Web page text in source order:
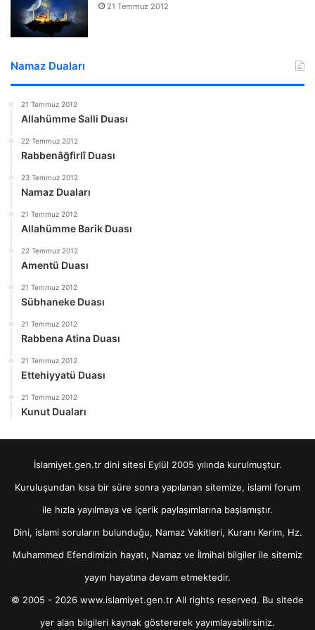
21 Temmuz 2012
Namaz Duaları
21 Temmuz 2012
Allahümme Salli Duası
22 Temmuz 2012
Rabbenâğfirlî Duası
23 Temmuz 2012
Namaz Duaları
21 Temmuz 2012
Allahümme Barik Duası
22 Temmuz 2012
Amentü Duası
21 Temmuz 2012
Sübhaneke Duası
21 Temmuz 2012
Rabbena Atina Duası
21 Temmuz 2012
Ettehiyyatü Duası
21 Temmuz 2012
Kunut Duaları
İslamiyet.gen.tr dini sitesi Eylül 2005 yılında kurulmuştur.
Kuruluşundan kısa bir süre sonra yapılanan sitemize, islami forum
ile hızla yayılmaya ve içerik paylaşımlarına başlamıştır.
Dini, islami soruların bulunduğu, Namaz Vakitleri, Kuranı Kerim, Hz.
Muhammed Efendimizin hayatı, Namaz ve İlmihal bilgiler ile sitemiz
yayın hayatına devam etmektedir.
© 2005 - 2026 www.islamiyet.gen.tr All rights reserved. Bu sitede
yer alan bilgileri kaynak göstererek yayımlayabilirsiniz.